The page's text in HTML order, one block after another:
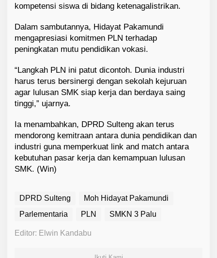
kompetensi siswa di bidang ketenagalistrikan.
Dalam sambutannya, Hidayat Pakamundi
mengapresiasi komitmen PLN terhadap
peningkatan mutu pendidikan vokasi.
“Langkah PLN ini patut dicontoh. Dunia industri
harus terus bersinergi dengan sekolah kejuruan
agar lulusan SMK siap kerja dan berdaya saing
tinggi,” ujarnya.
Ia menambahkan, DPRD Sulteng akan terus
mendorong kemitraan antara dunia pendidikan dan
industri guna memperkuat link and match antara
kebutuhan pasar kerja dan kemampuan lulusan
SMK. (Win)
DPRD Sulteng
Moh Hidayat Pakamundi
Parlementaria
PLN SMKN 3 Palu
Editor: Elwin Kandabu